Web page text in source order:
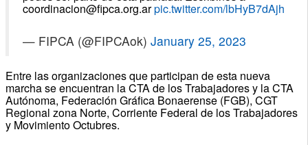
coordinacion@fipca.org.arpic.twitter.com/lbHyB7dAjh
— FIPCA (@FIPCAok) January 25, 2023
Entre las organizaciones que participan de esta nueva
marcha se encuentran la CTA de los Trabajadores y la CTA
Autónoma, Federación Gráfica Bonaerense (FGB), CGT
Regional zona Norte, Corriente Federal de los Trabajadores
y Movimiento Octubres.